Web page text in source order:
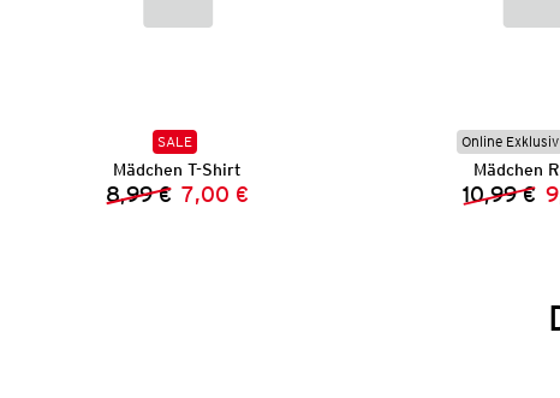
SALE
Mädchen T-Shirt
Vorheriger Preis:
8,99 € Neuer Preis:
7,00 €
Online Exklusiv
Mädchen
10,99 €